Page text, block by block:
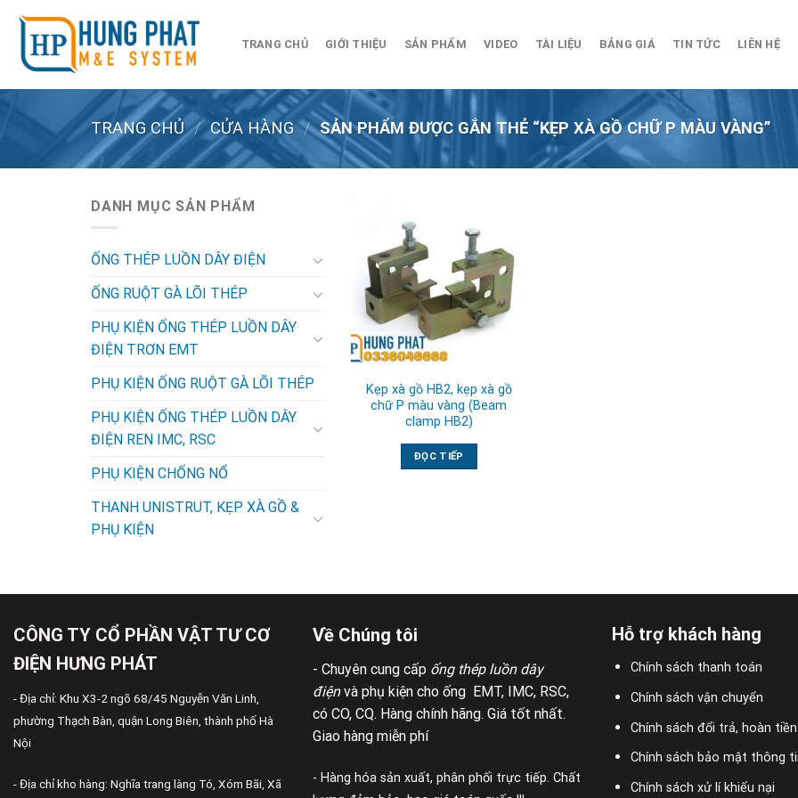
Skip
content
TRANG CHỦ GIỚI THIỆU SẢN PHẨM VIDEO TÀI LIỆU BẢNG GIÁ TIN TỨC LIÊN HỆ
TRANG CHỦ / CỬA HÀNG / SẢN PHẨM ĐƯỢC GẮN THẺ “KẸP XÀ GỒ CHỮ P MÀU VÀNG”
DANH MỤC SẢN PHẨM
ỐNG THÉP LUỒN DÂY ĐIỆN
ỐNG RUỘT GÀ LÕI THÉP
PHỤ KIỆN ỐNG THÉP LUỒN DÂY
ĐIỆN TRƠN EMT
PHỤ KIỆN ỐNG RUỘT GÀ LÕI THÉP
PHỤ KIỆN ỐNG THÉP LUỒN DÂY
ĐIỆN REN IMC, RSC
PHỤ KIỆN CHỐNG NỔ
THANH UNISTRUT, KẸP XÀ GỒ &
PHỤ KIỆN
Kẹp xà gồ HB2, kẹp xà gồ
chữ P màu vàng (Beam
clamp HB2)
ĐỌC TIẾP
CÔNG TY CỔ PHẦN VẬT TƯ CƠ
ĐIỆN HƯNG PHÁT
- Địa chỉ: Khu X3-2 ngõ 68/45 Nguyễn Văn Linh,
phường Thạch Bàn, quận Long Biên, thành phố Hà
Nội
- Địa chỉ kho hàng: Nghĩa trang làng Tó, Xóm Bãi, Xã
Về Chúng tôi
- Chuyên cung cấp ống thép luồn dây
điệnvà phụ kiện cho ống EMT, IMC, RSC,
có CO, CQ. Hàng chính hãng. Giá tốt nhất.
Giao hàng miễn phí
- Hàng hóa sản xuất, phân phối trực tiếp. Chất
Hỗ trợ khách hàng
Chính sách thanh toán
Chính sách vận chuyển
Chính sách đổi trả, hoàn tiền
Chính sách bảo mật thông
Chính sách xử lí khiếu nại